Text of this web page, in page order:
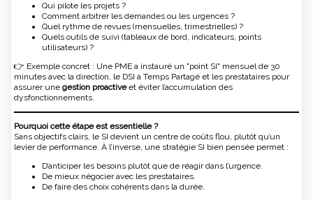
Qui pilote les projets ?
Comment arbitrer les demandes ou les urgences ?
Quel rythme de revues (mensuelles, trimestrielles) ?
Quels outils de suivi (tableaux de bord, indicateurs, points
utilisateurs) ?
👉 Exemple concret : Une PME a instauré un "point SI" mensuel de 30
minutes avec la direction, le DSI à Temps Partagé et les prestataires pour
assurer une gestion proactiveet éviter l’accumulation des
dysfonctionnements.
Pourquoi cette étape est essentielle ?
Sans objectifs clairs, le SI devient un centre de coûts flou, plutôt qu’un
levier de performance. À l’inverse, une stratégie SI bien pensée permet :
D’anticiper les besoins plutôt que de réagir dans l’urgence.
De mieux négocier avec les prestataires.
De faire des choix cohérents dans la durée.